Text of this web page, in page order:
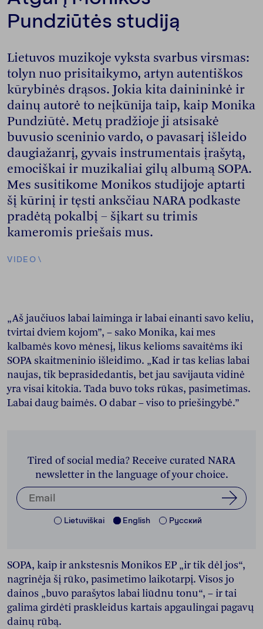
VIDEO \
Pundziūtės studiją
Lietuvos muzikoje vyksta svarbus virsmas:
tolyn nuo prisitaikymo, artyn autentiškos
kūrybinės drąsos. Jokia kita dainininkė ir
dainų autorė to neįkūnija taip, kaip Monika
Pundziūtė. Metų pradžioje ji atsisakė
buvusio sceninio vardo, o pavasarį išleido
daugiažanrį, gyvais instrumentais įrašytą,
emociškai ir muzikaliai gilų albumą SOPA.
Mes susitikome Monikos studijoje aptarti
šį kūrinį ir tęsti anksčiau NARA podkaste
pradėtą pokalbį – šįkart su trimis
kameromis priešais mus.
„Aš jaučiuos labai laiminga ir labai einanti savo keliu,
tvirtai dviem kojom”, – sako Monika, kai mes
kalbamės kovo mėnesį, likus kelioms savaitėms iki
SOPA skaitmeninio išleidimo. „Kad ir tas kelias labai
naujas, tik beprasidedantis, bet jau savijauta vidinė
yra visai kitokia. Tada buvo toks rūkas, pasimetimas.
Labai daug baimės. O dabar – viso to priešingybė.”
Tired of social media? Receive curated NARA
newsletter in the language of your choice.
Lietuviškai English Pусский
SOPA, kaip ir ankstesnis Monikos EP „ir tik dėl jos“,
nagrinėja šį rūko, pasimetimo laikotarpį. Visos jo
dainos „buvo parašytos labai liūdnu tonu“, – ir tai
galima girdėti praskleidus kartais apgaulingai pagavų
dainų rūbą.